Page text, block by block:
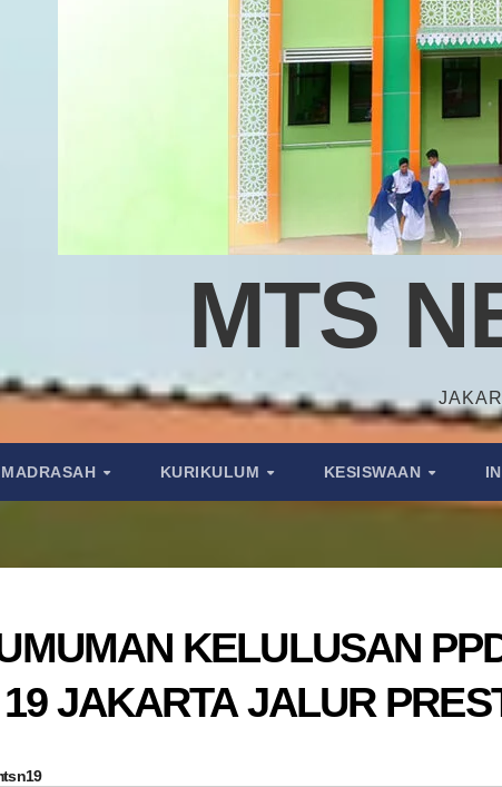
MTS
KURIKULUM KESISWAAN
KELULUSAN
JAKARTA JALUR